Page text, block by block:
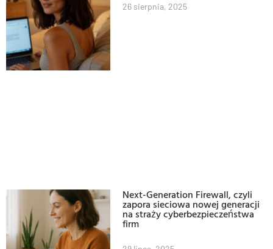
26 sierpnia, 2025
Next-Generation Firewall, czyli
zapora sieciowa nowej generacji
na straży cyberbezpieczeństwa
firm